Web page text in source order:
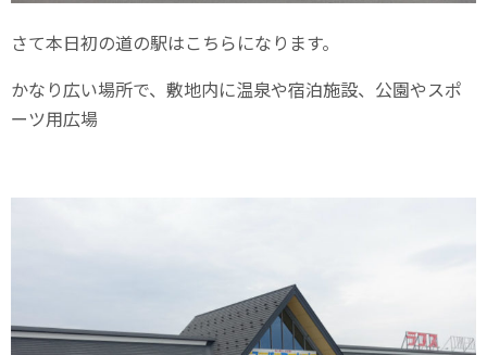
さて本日初の道の駅はこちらになります。
かなり広い場所で、敷地内に温泉や宿泊施設、公園やスポ
ーツ用広場